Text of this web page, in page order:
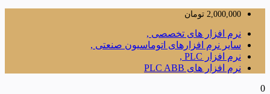
2,000,000 تومان
نرم افزار های تخصصی ,
سایر نرم افزارهای اتوماسیون صنعتی ,
نرم افزار PLC ,
نرم افزار های PLC ABB
0